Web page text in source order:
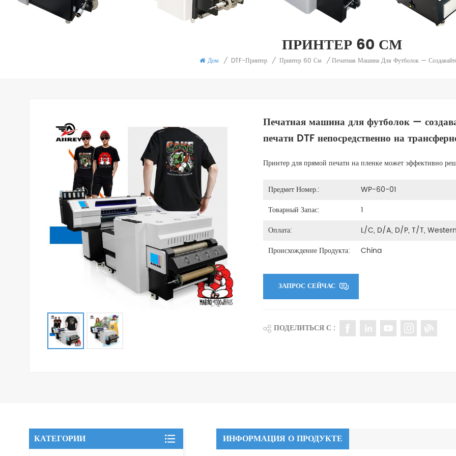
ПРИНТЕР 60 СМ
Дом / DTF-Принтер / Принтер 60 См /
Печатная машина для футболок —
печати DTF непосредственно на
Принтер для прямой печати на пленке может эффективно
Предмет Номер.:
WP-60-01
Товарный Запас:
1
Оплата:
L/C, D/A, D/P, T/T,
Происхождение Продукта:
China
ЗАПРОС СЕЙЧАС
ПОДЕЛИТЬСЯ С :
ИНФОРМАЦИЯ О ПРОДУКТЕ
КАТЕГОРИИ